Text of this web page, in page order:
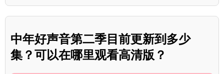
中年好声音第二季目前更新到多少
集？可以在哪里观看高清版？